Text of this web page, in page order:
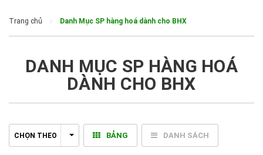
Trang chủ Danh Mục SP hàng hoá dành cho BHX
DANH MỤC SP HÀNG HOÁ
DÀNH CHO BHX
CHỌN THEO BẢNG DANH SÁCH